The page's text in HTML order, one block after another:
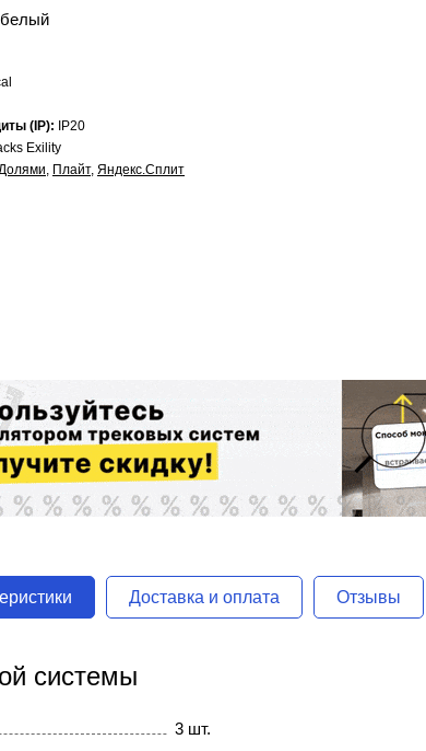
(IP):
IP20
Exility
, Плайт, Яндекс.Сплит
Доставка и оплата Отзывы
системы
3 шт.